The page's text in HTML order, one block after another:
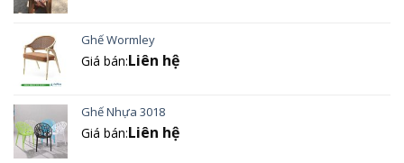
Ghế Wormley
Giá bán:Liên hệ
Ghế Nhựa 3018
Giá bán:Liên hệ